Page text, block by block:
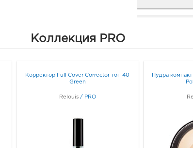
Коллекция PRO
Корректор Full Cover Corrector тон 40
Green
Relouis / PRO
Пудра